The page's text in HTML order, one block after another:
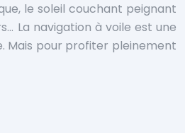
le soleil couchant peignant
La navigation à voile est une
Mais pour profiter pleinement